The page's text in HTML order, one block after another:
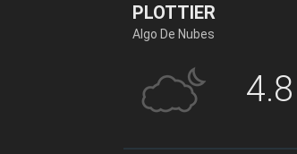
PLOTTIER
Algo De Nubes
4.8